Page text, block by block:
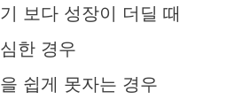
보다 성장이 더딜 때
한 경우
쉽게 못자는 경우